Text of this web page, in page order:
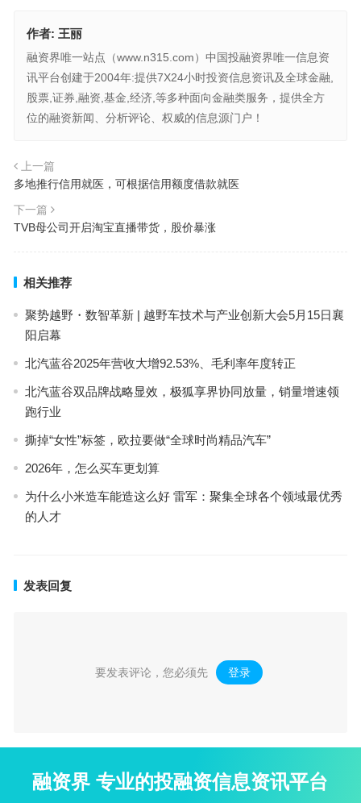
作者: 王丽
融资界唯一站点（www.n315.com）中国投融资界唯一信息资
讯平台创建于2004年:提供7X24小时投资信息资讯及全球金融,
股票,证券,融资,基金,经济,等多种面向金融类服务，提供全方
位的融资新闻、分析评论、权威的信息源门户！
上一篇
多地推行信用就医，可根据信用额度借款就医
下一篇
TVB母公司开启淘宝直播带货，股价暴涨
相关推荐
聚势越野・数智革新 | 越野车技术与产业创新大会5月15日襄
阳启幕
北汽蓝谷2025年营收大增92.53%、毛利率年度转正
北汽蓝谷双品牌战略显效，极狐享界协同放量，销量增速领
跑行业
撕掉“女性”标签，欧拉要做“全球时尚精品汽车”
2026年，怎么买车更划算
为什么小米造车能造这么好 雷军：聚集全球各个领域最优秀
的人才
发表回复
要发表评论，您必须先 登录 。
融资界 专业的投融资信息资讯平台